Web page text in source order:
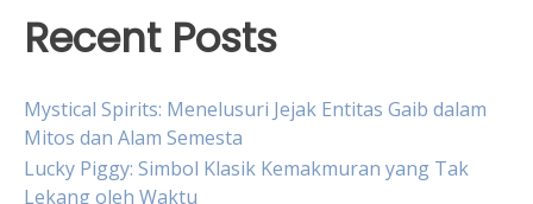
Recent Posts
Mystical Spirits: Menelusuri Jejak Entitas Gaib dalam
Mitos dan Alam Semesta
Lucky Piggy: Simbol Klasik Kemakmuran yang Tak
Lekang oleh Waktu